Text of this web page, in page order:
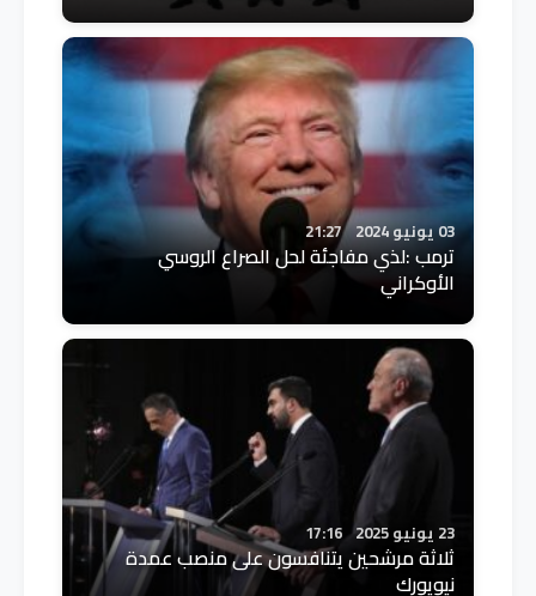
03 يونيو 2024 21:27
ترمب :لذي مفاجئة لحل الصراع الروسي
الأوكراني
23 يونيو 2025 17:16
ثلاثة مرشحين يتنافسون على منصب عمدة
نيويورك